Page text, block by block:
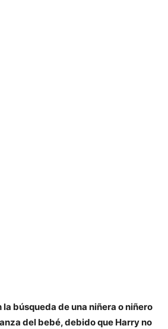
la búsqueda de una niñera o niñero
del bebé, debido que Harry no